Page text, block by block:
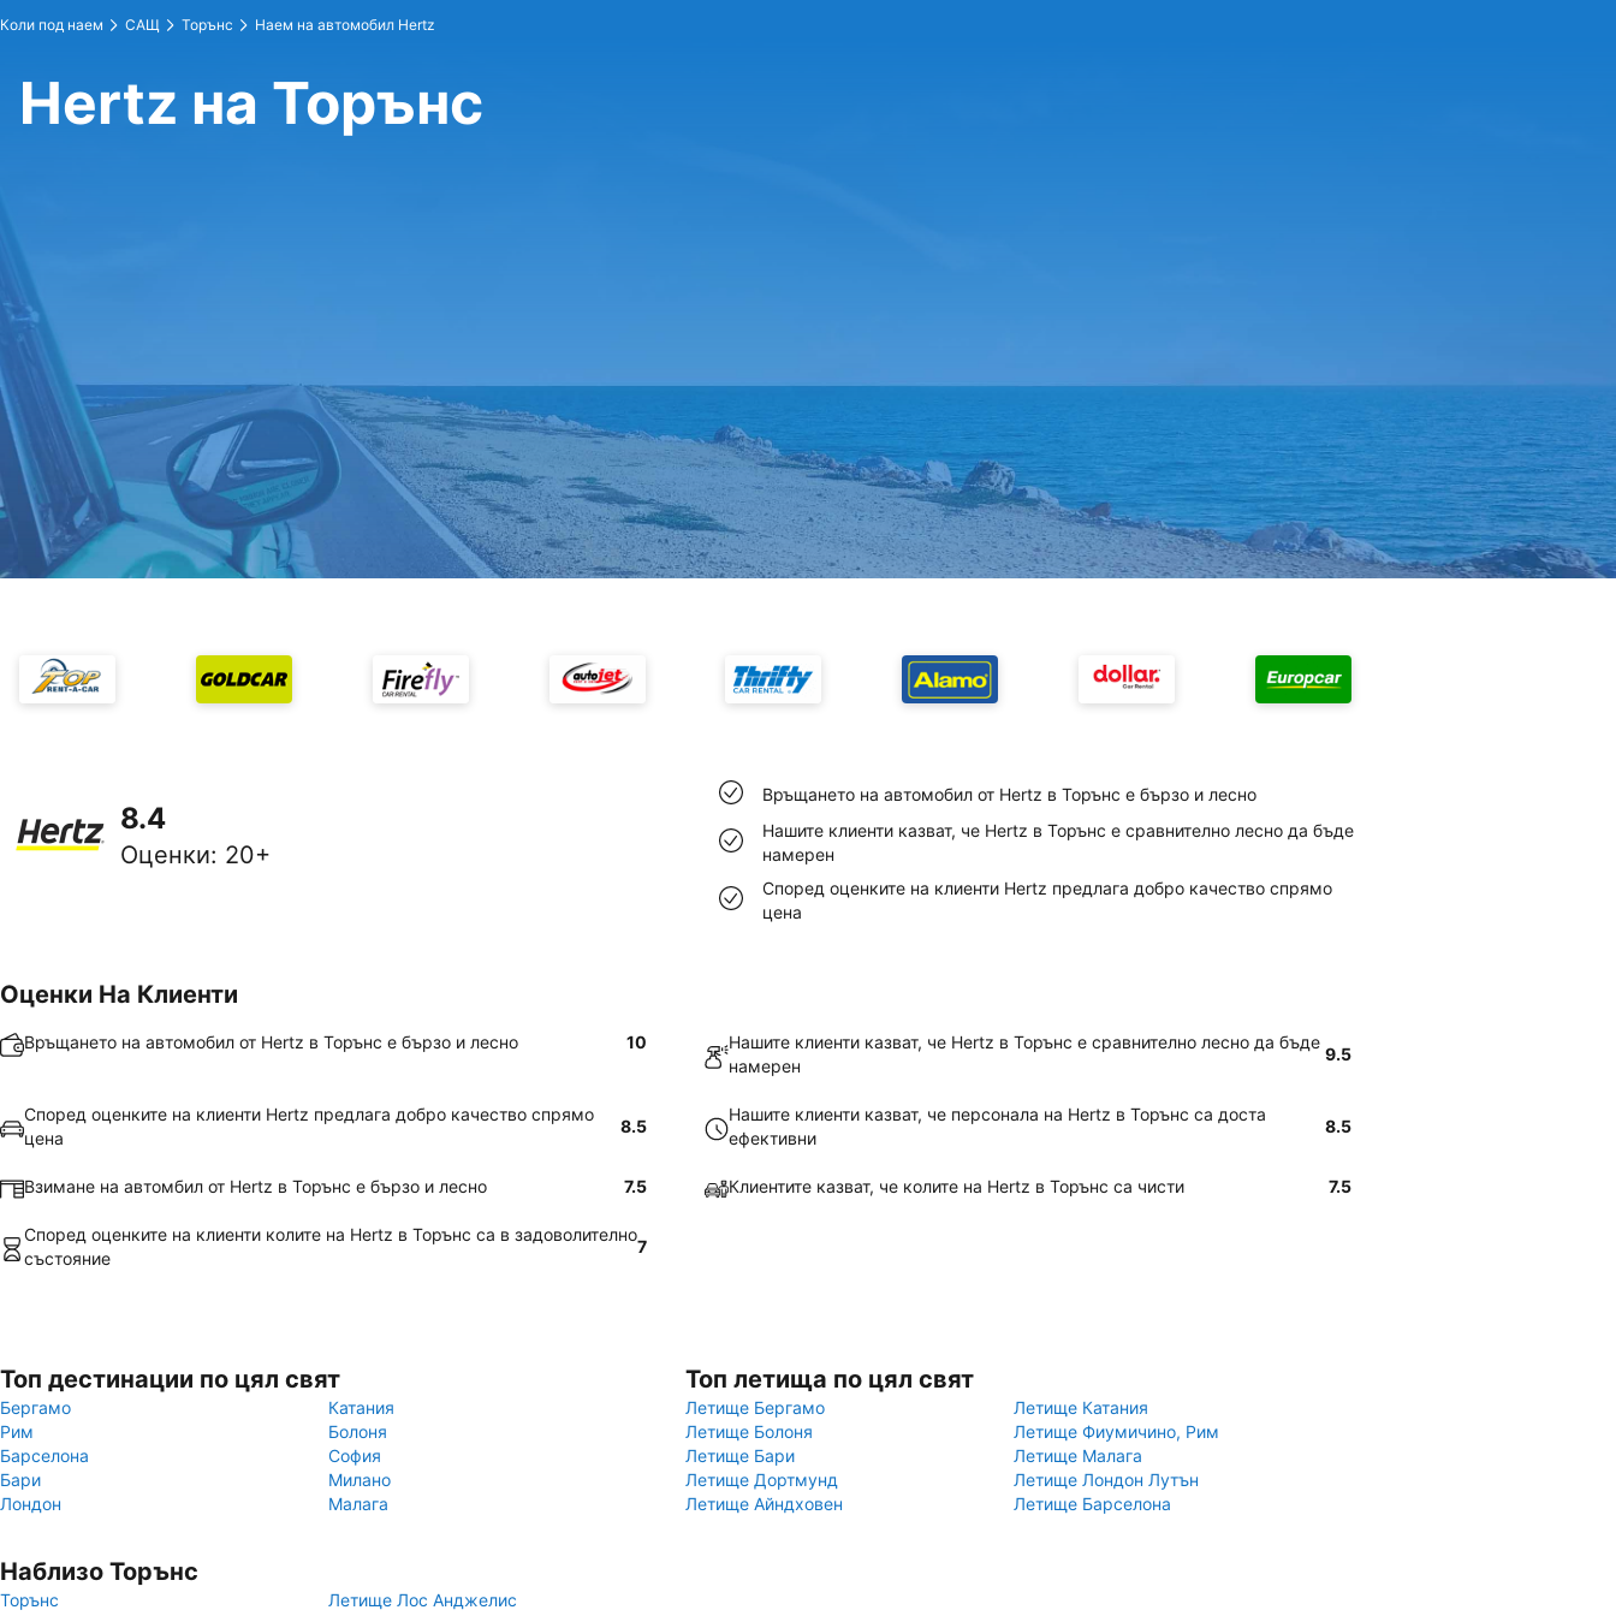
Коли под наем САЩ Торънс Наем на автомобил Hertz
Hertz на Торънс
8.4
Оценки: 20+
Връщането на автомобил от Hertz в Торънс е бързо и лесно
Нашите клиенти казват, че Hertz в Торънс е сравнително лесно да бъде
намерен
Според оценките на клиенти Hertz предлага добро качество спрямо
цена
Оценки На Клиенти
Връщането на автомобил от Hertz в Торънс е бързо и лесно 10
Нашите клиенти казват, че Hertz в Торънс е сравнително лесно да бъде
намерен
9.5
Според оценките на клиенти Hertz предлага добро качество спрямо
цена
8.5
Нашите клиенти казват, че персонала на Hertz в Торънс са доста
ефективни
8.5
Взимане на автомбил от Hertz в Торънс е бързо и лесно 7.5 Клиентите казват, че колите на Hertz в Торънс са чисти 7.5
Според оценките на клиенти колите на Hertz в Торънс са в задоволително
състояние
7
Топ дестинации по цял свят
Бергамо
Катания
Рим
Болоня
Барселона
София
Бари
Милано
Лондон
Малага
Топ летища по цял свят
Летище Бергамо
Летище Катания
Летище Болоня
Летище Фиумичино, Рим
Летище Бари
Летище Малага
Летище Дортмунд
Летище Лондон Лутън
Летище Айндховен
Летище Барселона
Наблизо Торънс
Торънс
Летище Лос Анджелис